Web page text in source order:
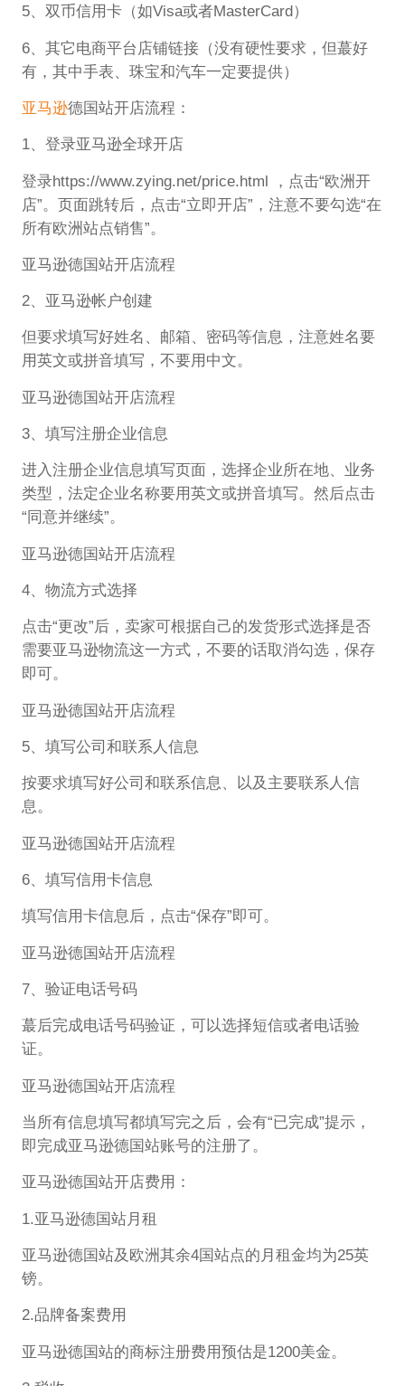
5、双币信用卡（如Visa或者MasterCard）
6、其它电商平台店铺链接（没有硬性要求，但蕞好
有，其中手表、珠宝和汽车一定要提供）
亚马逊德国站开店流程：
1、登录亚马逊全球开店
登录https://www.zying.net/price.html ，点击“欧洲开
店”。页面跳转后，点击“立即开店”，注意不要勾选“在
所有欧洲站点销售”。
亚马逊德国站开店流程
2、亚马逊帐户创建
但要求填写好姓名、邮箱、密码等信息，注意姓名要
用英文或拼音填写，不要用中文。
亚马逊德国站开店流程
3、填写注册企业信息
进入注册企业信息填写页面，选择企业所在地、业务
类型，法定企业名称要用英文或拼音填写。然后点击
“同意并继续”。
亚马逊德国站开店流程
4、物流方式选择
点击“更改”后，卖家可根据自己的发货形式选择是否
需要亚马逊物流这一方式，不要的话取消勾选，保存
即可。
亚马逊德国站开店流程
5、填写公司和联系人信息
按要求填写好公司和联系信息、以及主要联系人信
息。
亚马逊德国站开店流程
6、填写信用卡信息
填写信用卡信息后，点击“保存”即可。
亚马逊德国站开店流程
7、验证电话号码
蕞后完成电话号码验证，可以选择短信或者电话验
证。
亚马逊德国站开店流程
当所有信息填写都填写完之后，会有“已完成”提示，
即完成亚马逊德国站账号的注册了。
亚马逊德国站开店费用：
1.亚马逊德国站月租
亚马逊德国站及欧洲其余4国站点的月租金均为25英
镑。
2.品牌备案费用
亚马逊德国站的商标注册费用预估是1200美金。